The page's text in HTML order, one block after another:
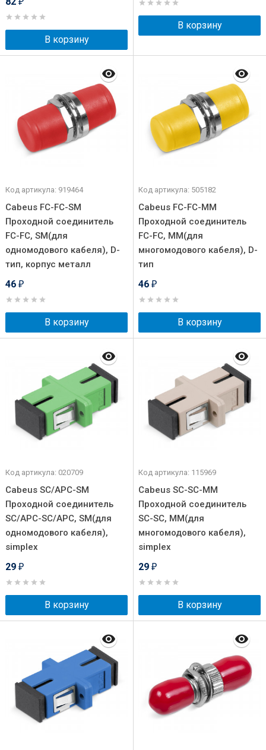
₽
В корзину
В корзину
Код артикула: 919464
Cabeus FC-FC-SM
Проходной соединитель
FC-FC, SM(для
одномодового кабеля), D-
тип, корпус металл
46 ₽
В корзину
Код артикула: 505182
Cabeus FC-FC-MM
Проходной соединитель
FC-FC, MM(для
многомодового кабеля), D-
тип
46 ₽
В корзину
Код артикула: 020709
Cabeus SC/APC-SM
Проходной соединитель
SC/APC-SC/APC, SM(для
одномодового кабеля),
simplex
29 ₽
В корзину
Код артикула: 115969
Cabeus SC-SC-MM
Проходной соединитель
SC-SC, MM(для
многомодового кабеля),
simplex
29 ₽
В корзину